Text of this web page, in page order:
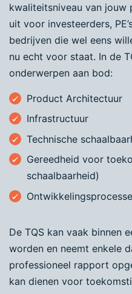
kwaliteitsniveau van jouw
uit voor investeerders,
bedrijven die wel eens
nu echt voor staat. In de
onderwerpen aan bod:
Product Architectuur
Infrastructuur
Technische
Gereedheid voor
schaalbaarheid)
De TQS kan vaak binnen
worden en neemt enkele
professioneel rapport
kan dienen voor